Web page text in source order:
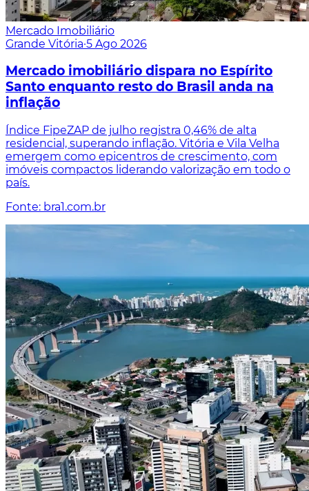
Mercado Imobiliário
Grande Vitória·5 Ago 2026
Mercado imobiliário dispara no Espírito
Santo enquanto resto do Brasil anda na
inflação
Índice FipeZAP de julho registra 0,46% de alta
residencial, superando inflação. Vitória e Vila Velha
emergem como epicentros de crescimento, com
imóveis compactos liderando valorização em todo o
país.
Fonte: bra1.com.br